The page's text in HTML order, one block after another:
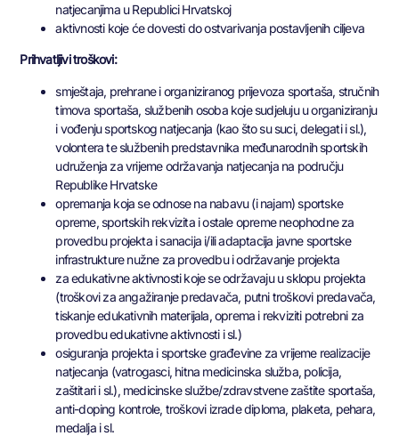
natjecanjima u Republici Hrvatskoj
aktivnosti koje će dovesti do ostvarivanja postavljenih ciljeva
Prihvatljivi troškovi:
smještaja, prehrane i organiziranog prijevoza sportaša, stručnih
timova sportaša, službenih osoba koje sudjeluju u organiziranju
i vođenju sportskog natjecanja (kao što su suci, delegati i sl.),
volontera te službenih predstavnika međunarodnih sportskih
udruženja za vrijeme održavanja natjecanja na području
Republike Hrvatske
opremanja koja se odnose na nabavu (i najam) sportske
opreme, sportskih rekvizita i ostale opreme neophodne za
provedbu projekta i sanacija i/ili adaptacija javne sportske
infrastrukture nužne za provedbu i održavanje projekta
za edukativne aktivnosti koje se održavaju u sklopu projekta
(troškovi za angažiranje predavača, putni troškovi predavača,
tiskanje edukativnih materijala, oprema i rekviziti potrebni za
provedbu edukativne aktivnosti i sl.)
osiguranja projekta i sportske građevine za vrijeme realizacije
natjecanja (vatrogasci, hitna medicinska služba, policija,
zaštitari i sl.), medicinske službe/zdravstvene zaštite sportaša,
anti-doping kontrole, troškovi izrade diploma, plaketa, pehara,
medalja i sl.